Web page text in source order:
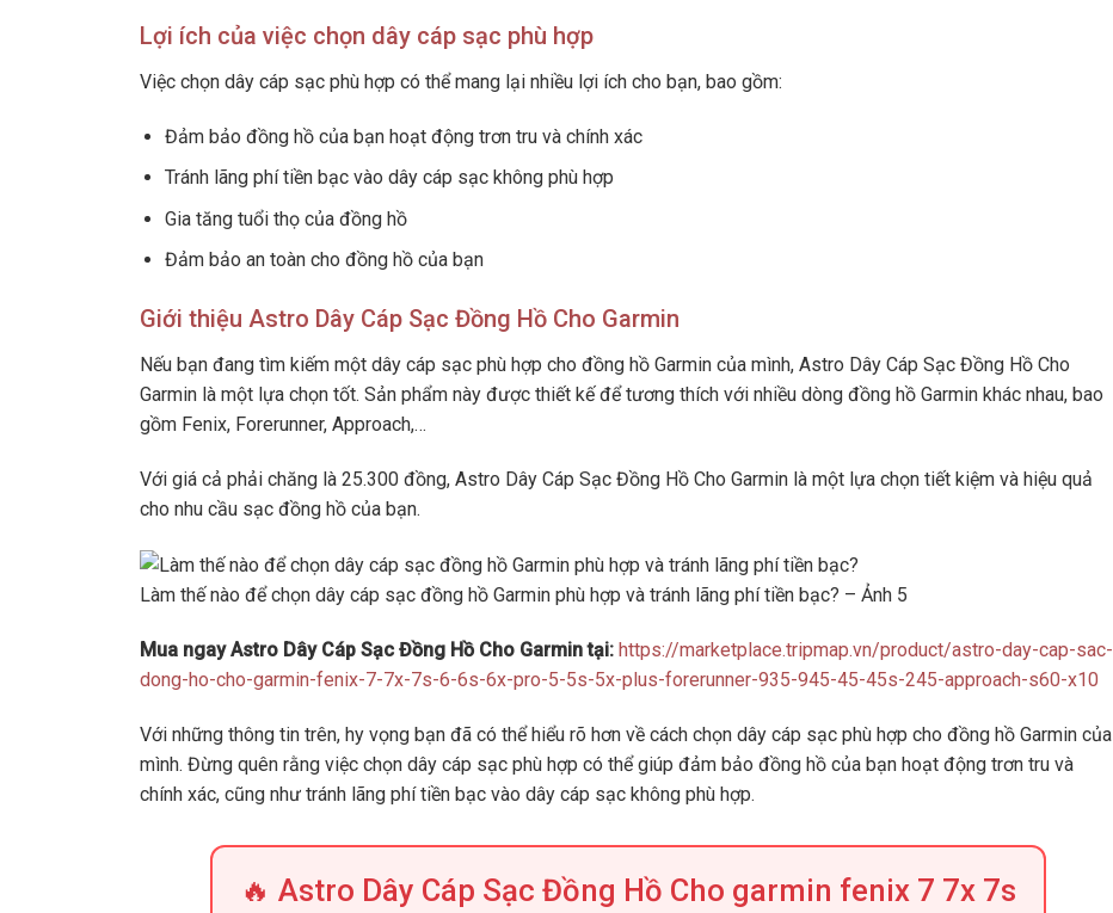
Lợi ích của việc chọn dây cáp sạc phù hợp
Việc chọn dây cáp sạc phù hợp có thể mang lại nhiều lợi ích cho bạn, bao gồm:
Đảm bảo đồng hồ của bạn hoạt động trơn tru và chính xác
Tránh lãng phí tiền bạc vào dây cáp sạc không phù hợp
Gia tăng tuổi thọ của đồng hồ
Đảm bảo an toàn cho đồng hồ của bạn
Giới thiệu Astro Dây Cáp Sạc Đồng Hồ Cho Garmin
Nếu bạn đang tìm kiếm một dây cáp sạc phù hợp cho đồng hồ Garmin của mình, Astro Dây Cáp Sạc Đồng Hồ Cho
Garmin là một lựa chọn tốt. Sản phẩm này được thiết kế để tương thích với nhiều dòng đồng hồ Garmin khác nhau, bao
gồm Fenix, Forerunner, Approach,…
Với giá cả phải chăng là 25.300 đồng, Astro Dây Cáp Sạc Đồng Hồ Cho Garmin là một lựa chọn tiết kiệm và hiệu quả
cho nhu cầu sạc đồng hồ của bạn.
Làm thế nào để chọn dây cáp sạc đồng hồ Garmin phù hợp và tránh lãng phí tiền bạc? – Ảnh 5
Mua ngay Astro Dây Cáp Sạc Đồng Hồ Cho Garmin tại: https://marketplace.tripmap.vn/product/astro-day-cap-sac-
dong-ho-cho-garmin-fenix-7-7x-7s-6-6s-6x-pro-5-5s-5x-plus-forerunner-935-945-45-45s-245-approach-s60-x10
Với những thông tin trên, hy vọng bạn đã có thể hiểu rõ hơn về cách chọn dây cáp sạc phù hợp cho đồng hồ Garmin của
mình. Đừng quên rằng việc chọn dây cáp sạc phù hợp có thể giúp đảm bảo đồng hồ của bạn hoạt động trơn tru và
chính xác, cũng như tránh lãng phí tiền bạc vào dây cáp sạc không phù hợp.
🔥 Astro Dây Cáp Sạc Đồng Hồ Cho garmin fenix 7 7x 7s